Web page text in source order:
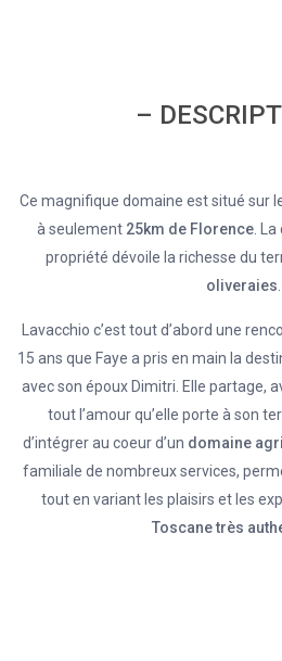
–
Ce magnifique domaine est situé sur
à seulement 25km de Florence. La
propriété dévoile la richesse du
oliveraies
Lavacchio c’est tout d’abord une
15 ans que Faye a pris en main la
avec son époux Dimitri. Elle partage,
tout l’amour qu’elle porte à son
d’intégrer au coeur d’un domaine
familiale de nombreux services,
tout en variant les plaisirs et les
Toscane très